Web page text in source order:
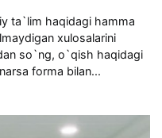
ta`lim haqidagi hamma
xulosalarini
so`ng, o`qish haqidagi
forma bilan...